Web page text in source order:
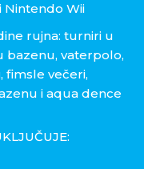
Nintendo Wii
rujna: turniri u
bazenu, vaterpolo,
fimsle večeri,
i aqua dence